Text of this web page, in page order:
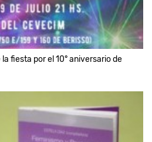
fiesta por el 10° aniversario de